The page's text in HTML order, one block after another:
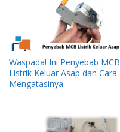
Waspada! Ini Penyebab MCB
Listrik Keluar Asap dan Cara
Mengatasinya